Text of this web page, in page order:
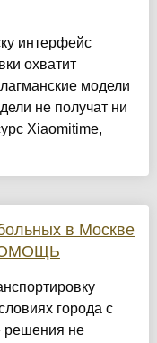
интерфейс
охватит
модели
не получат ни
Xiaomitime,
в Москве
города с
решения не